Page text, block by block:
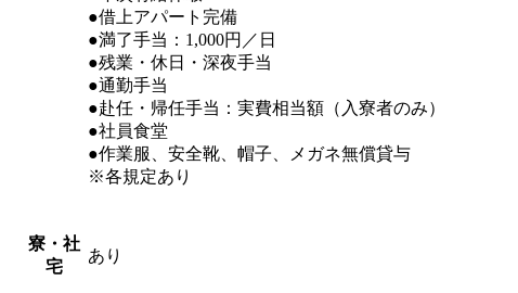
●借上アパート完備
●満了手当：1,000円／日
●残業・休日・深夜手当
●通勤手当
●赴任・帰任手当：実費相当額（入寮者のみ）
●社員食堂
●作業服、安全靴、帽子、メガネ無償貸与
※各規定あり
寮・社
宅
あり